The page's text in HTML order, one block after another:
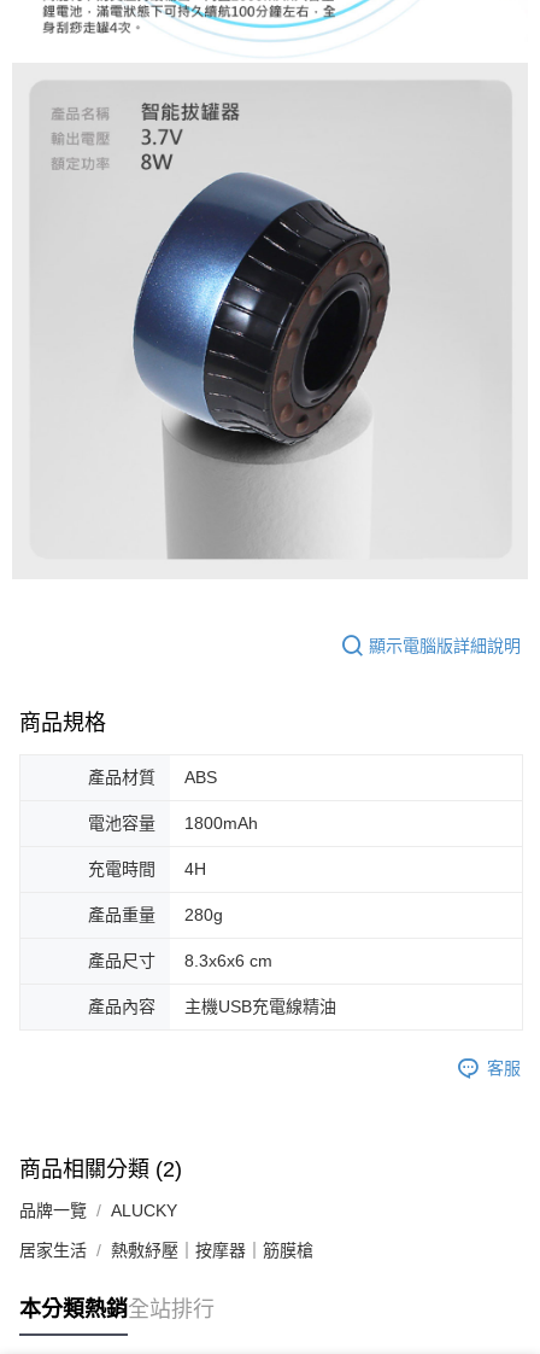
顯示電腦版詳細說明
商品規格
產品材質 ABS
電池容量 1800mAh
充電時間 4H
產品重量 280g
產品尺寸 8.3x6x6 cm
產品內容 主機USB充電線精油
客服
商品相關分類 (2)
品牌一覽 ALUCKY
居家生活 熱敷紓壓｜按摩器｜筋膜槍
本分類熱銷全站排行